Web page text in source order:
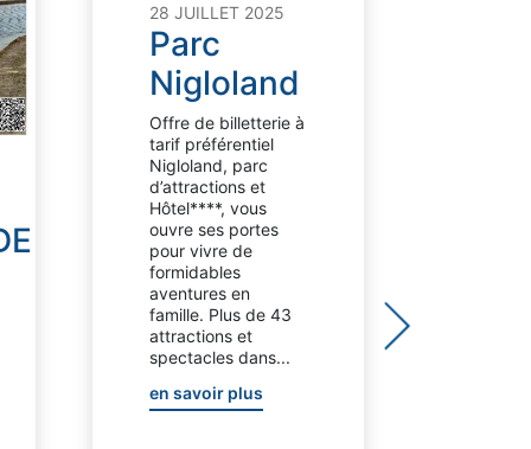
28 JUILLET 2025
Parc
Nigloland
Offre de billetterie à
tarif préférentiel
Nigloland, parc
d’attractions et
Hôtel****, vous
ouvre ses portes
pour vivre de
formidables
aventures en
famille. Plus de 43
attractions et
spectacles dans...
en savoir plus